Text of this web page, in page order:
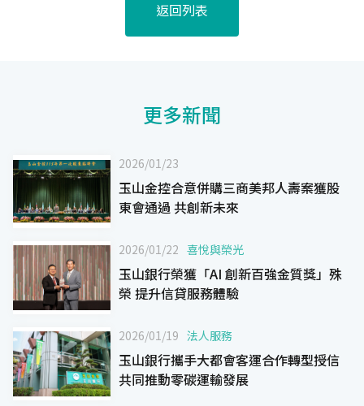
返回列表
更多新聞
2026/01/23
玉山金控合意併購三商美邦人壽案獲股
東會通過 共創新未來
2026/01/22 喜悅與榮光
玉山銀行榮獲「AI 創新百強金質獎」殊
榮 提升信貸服務體驗
2026/01/19 法人服務
玉山銀行攜手大都會客運合作轉型授信
共同推動零碳運輸發展